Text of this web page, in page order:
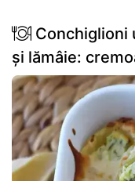
Conchiglioni
și lămâie: